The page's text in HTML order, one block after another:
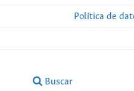
Política de
Buscar